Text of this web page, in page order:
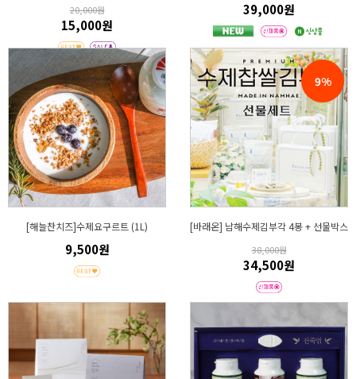
20,000원
15,000원
39,000원
[해늘찬치즈]수제요구르트 (1L)
9,500원
9%
[바래온] 남해수제김부각 4봉 + 선물박스
38,000원
34,500원